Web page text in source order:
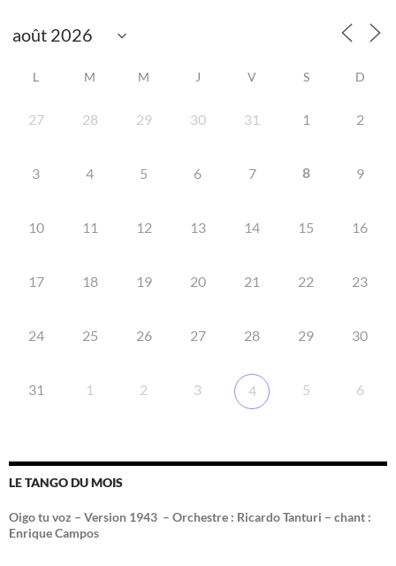
L M M J V S D
27 28 29 30 31 1 2
3 4 5 6 7 8 9
10 11 12 13 14 15 16
17 18 19 20 21 22 23
24 25 26 27 28 29 30
31 1 2 3 4 5 6
LE TANGO DU MOIS
Oigo tu voz – Version 1943 – Orchestre : Ricardo Tanturi – chant :
Enrique Campos